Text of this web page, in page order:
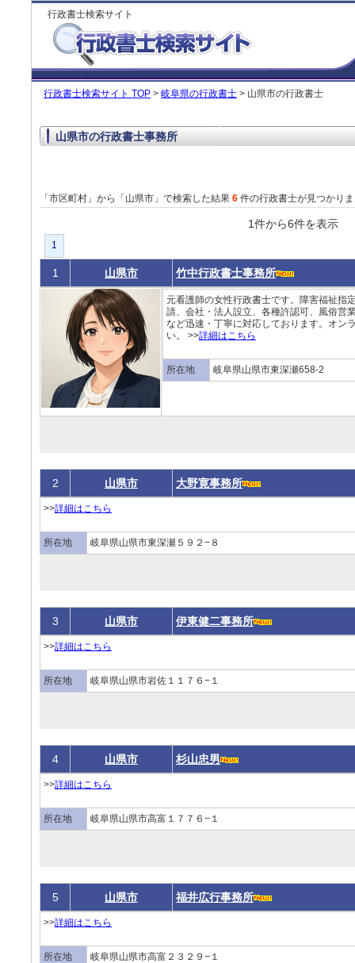
行政書士検索サイト
行政書士検索サイト TOP > 岐阜県の行政書士 > 山県市の行政書士
山県市の行政書士事務所
「市区町村」から「山県市」で検索した結果 6 件の行政書士が見つかり
1件から6件を表
1
1 山県市 竹中行政書士事務所
元看護師の女性行政書士です。障害福祉指
請、会社・法人設立、各種許認可、風俗営
など迅速・丁寧に対応しております。オン
い。 >>詳細はこちら
所在地 岐阜県山県市東深瀬658-2
2 山県市 大野寛事務所
>>詳細はこちら
所在地 岐阜県山県市東深瀬５９２−８
3 山県市 伊東健二事務所
>>詳細はこちら
所在地 岐阜県山県市岩佐１１７６−１
4 山県市 杉山忠男
>>詳細はこちら
所在地 岐阜県山県市高富１７７６−１
5 山県市 福井広行事務所
>>詳細はこちら
所在地 岐阜県山県市高富２３２９−１